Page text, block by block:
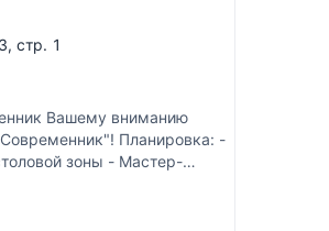
стр. 1
Вашему вниманию
Планировка: -
зоны - Мастер-